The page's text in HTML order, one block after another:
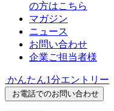
の方はこちら
マガジン
ニュース
お問い合わせ
企業ご担当者様
かんたん1分エントリー
お電話でのお問い合わせ